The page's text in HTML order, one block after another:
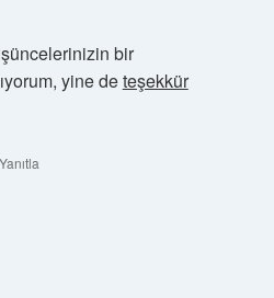
bir
yine deteşekkür
Yanıtla